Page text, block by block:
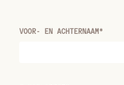
VOOR- EN ACHTERNAAM*